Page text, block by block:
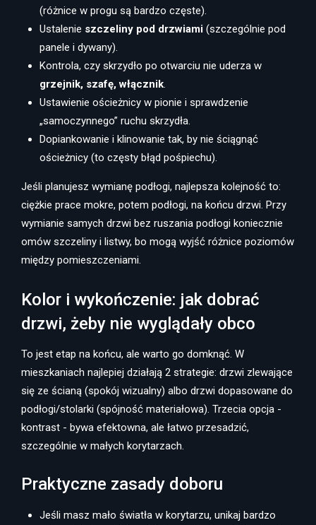
(różnice w progu są bardzo częste).
Ustalenie szczeliny pod drzwiami (szczególnie pod
panele i dywany).
Kontrola, czy skrzydło po otwarciu nie uderza w
grzejnik, szafę, włącznik.
Ustawienie ościeżnicy w pionie i sprawdzenie
„samoczynnego” ruchu skrzydła.
Dopiankowanie i klinowanie tak, by nie ściągnąć
ościeżnicy (to częsty błąd pośpiechu).
Jeśli planujesz wymianę podłogi, najlepsza kolejność to:
ciężkie prace mokre, potem podłogi, na końcu drzwi. Przy
wymianie samych drzwi bez ruszania podłogi koniecznie
omów szczeliny i listwy, bo mogą wyjść różnice poziomów
między pomieszczeniami.
Kolor i wykończenie: jak dobrać
drzwi, żeby nie wyglądały obco
To jest etap na końcu, ale warto go domknąć. W
mieszkaniach najlepiej działają 2 strategie: drzwi zlewające
się ze ścianą (spokój wizualny) albo drzwi dopasowane do
podłogi/stolarki (spójność materiałowa). Trzecia opcja -
kontrast - bywa efektowna, ale łatwo przesadzić,
szczególnie w małych korytarzach.
Praktyczne zasady doboru
Jeśli masz mało światła w korytarzu, unikaj bardzo